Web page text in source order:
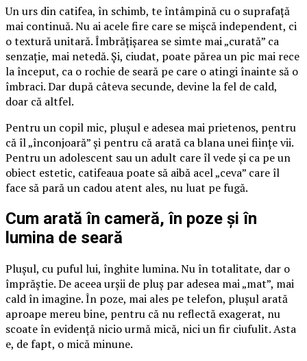
Un urs din catifea, în schimb, te întâmpină cu o suprafață
mai continuă. Nu ai acele fire care se mișcă independent, ci
o textură unitară. Îmbrățișarea se simte mai „curată” ca
senzație, mai netedă. Și, ciudat, poate părea un pic mai rece
la început, ca o rochie de seară pe care o atingi înainte să o
îmbraci. Dar după câteva secunde, devine la fel de cald,
doar că altfel.
Pentru un copil mic, plușul e adesea mai prietenos, pentru
că îl „înconjoară” și pentru că arată ca blana unei ființe vii.
Pentru un adolescent sau un adult care îl vede și ca pe un
obiect estetic, catifeaua poate să aibă acel „ceva” care îl
face să pară un cadou atent ales, nu luat pe fugă.
Cum arată în cameră, în poze și în
lumina de seară
Plușul, cu puful lui, înghite lumina. Nu în totalitate, dar o
împrăștie. De aceea urșii de pluș par adesea mai „mat”, mai
cald în imagine. În poze, mai ales pe telefon, plușul arată
aproape mereu bine, pentru că nu reflectă exagerat, nu
scoate în evidență nicio urmă mică, nici un fir ciufulit. Asta
e, de fapt, o mică minune.